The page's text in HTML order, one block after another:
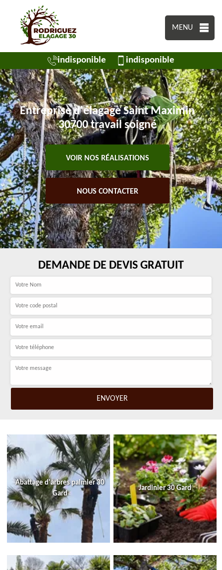
MENU
indisponible indisponible
Entreprise d'élagage Saint Maximin
30700 travail soigné
VOIR NOS RÉALISATIONS
NOUS CONTACTER
DEMANDE DE DEVIS GRATUIT
Abattage d'arbres palmier 30
Gard
Jardinier 30 Gard